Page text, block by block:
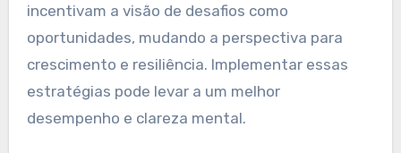
incentivam a visão de desafios como
oportunidades, mudando a perspectiva para
crescimento e resiliência. Implementar essas
estratégias pode levar a um melhor
desempenho e clareza mental.